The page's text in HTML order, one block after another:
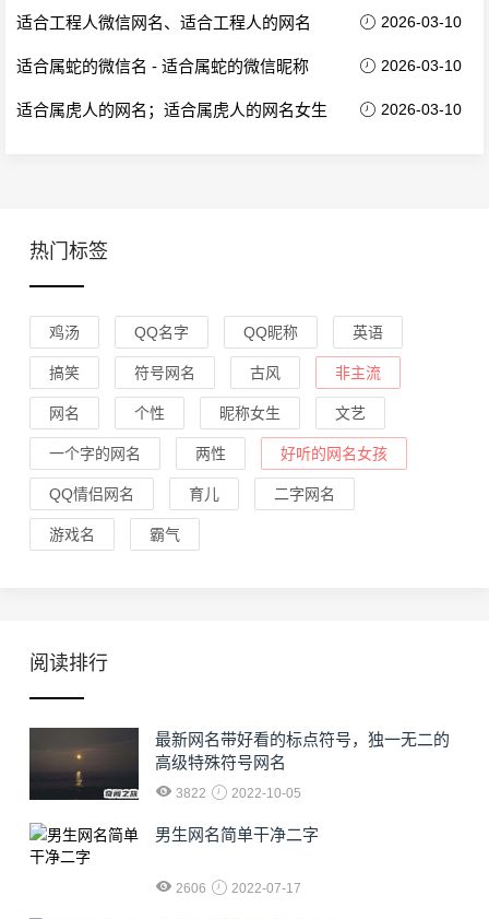
适合工程人微信网名、适合工程人的网名 2026-03-10
适合属蛇的微信名 - 适合属蛇的微信昵称 2026-03-10
适合属虎人的网名；适合属虎人的网名女生 2026-03-10
热门标签
鸡汤 QQ名字 QQ昵称 英语
搞笑 符号网名 古风 非主流
网名 个性 昵称女生 文艺
一个字的网名 两性 好听的网名女孩
QQ情侣网名 育儿 二字网名
游戏名 霸气
阅读排行
最新网名带好看的标点符号，独一无二的
高级特殊符号网名
3822 2022-10-05
男生网名简单干净二字
2606 2022-07-17